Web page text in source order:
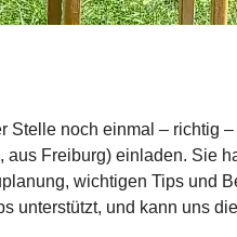
Stelle noch einmal – richtig
aus Freiburg) einladen. Sie
wichtigen Tips und
unterstützt, und kann uns